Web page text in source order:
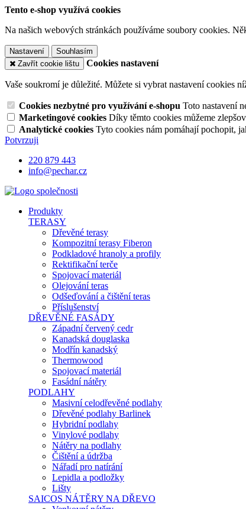
Tento e-shop využívá cookies
Na našich webových stránkách používáme soubory cookies.
Nastavení
Souhlasím
Zavřít cookie lištu
Cookies nastavení
Vaše soukromí je důležité. Můžete si vybrat nastavení cookies
Cookies nezbytné pro využívání e-shopu Toto nastavení
Marketingové cookies Díky těmto cookies můžeme
Analytické cookies Tyto cookies nám pomáhají pochopit,
Potvrzuji
220 879 443
info@pechar.cz
Produkty
TERASY
Dřevěné terasy
Kompozitní terasy Fiberon
Podkladové hranoly a profily
Rektifikační terče
Spojovací materiál
Olejování teras
Odšeďování a čištění teras
Příslušenství
DŘEVĚNÉ FASÁDY
Západní červený cedr
Kanadská douglaska
Modřín kanadský
Thermowood
Spojovací materiál
Fasádní nátěry
PODLAHY
Masivní celodřevěné podlahy
Dřevěné podlahy Barlinek
Hybridní podlahy
Vinylové podlahy
Nátěry na podlahy
Čištění a údržba
Nářadí pro natírání
Lepidla a podložky
Lišty
SAICOS NÁTĚRY NA DŘEVO